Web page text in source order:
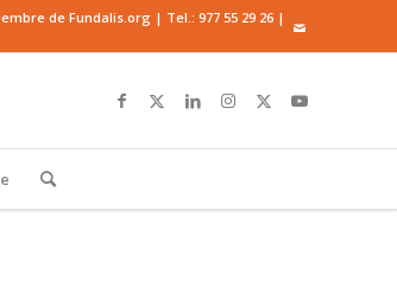
de Fundalis.org | Tel.: 977 55 29 26 |